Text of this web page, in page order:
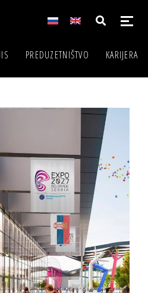
PREDUZETNIŠTVO KARIJERA